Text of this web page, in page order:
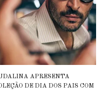
APRESENTA
DE DIA DOS PAIS COM